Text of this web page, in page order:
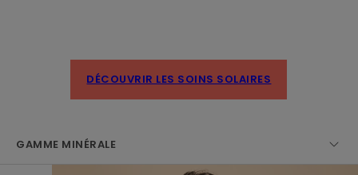
DÉCOUVRIR LES SOINS SOLAIRES
GAMME MINÉRALE